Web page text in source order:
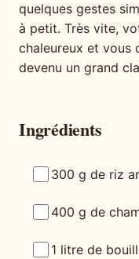
quelques gestes
à petit. Très vite,
chaleureux et vous
devenu un grand
Ingrédients
300 g de riz
400 g de
1 litre de